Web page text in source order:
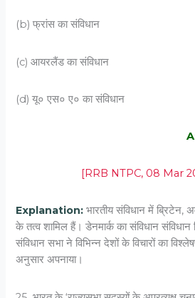
(b) फ्रांस का संविधान
(c) आयरलैंड का संविधान
(d) यू० एस० ए० का संविधान
[RRB NTPC, 08 Mar
Explanation: भारतीय संविधान में
के तत्व शामिल हैं। डेनमार्क का संविधान संविधान
संविधान सभा ने विभिन्न देशों के विचारों का
अनुसार अपनाया।